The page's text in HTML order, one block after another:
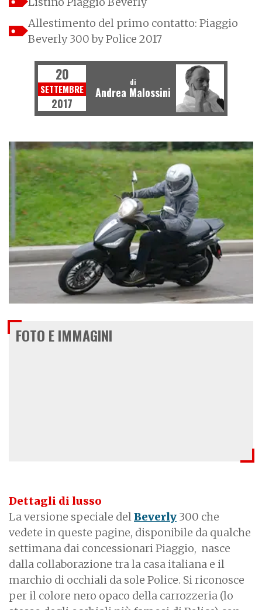
Allestimento del primo contatto: Piaggio
Beverly 300 by Police 2017
20
SETTEMBRE
2017
di
Andrea Malossini
€ 4.530
FOTO E IMMAGINI
Dettagli di lusso
La versione speciale delBeverly 300 che
vedete in queste pagine, disponibile da qualche
settimana dai concessionari Piaggio, nasce
dalla collaborazione tra la casa italiana e il
marchio di occhiali da sole Police. Si riconosce
per il colore nero opaco della carrozzeria (lo